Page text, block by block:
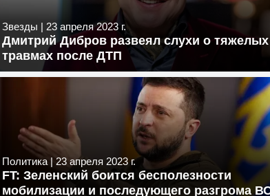
Звезды | 23 апреля 2023 г.
Дмитрий Дибров развеял слухи о тяжелых
травмах после ДТП
Политика | 23 апреля 2023 г.
FT: Зеленский боится бесполезности
мобилизации и последующего разгрома